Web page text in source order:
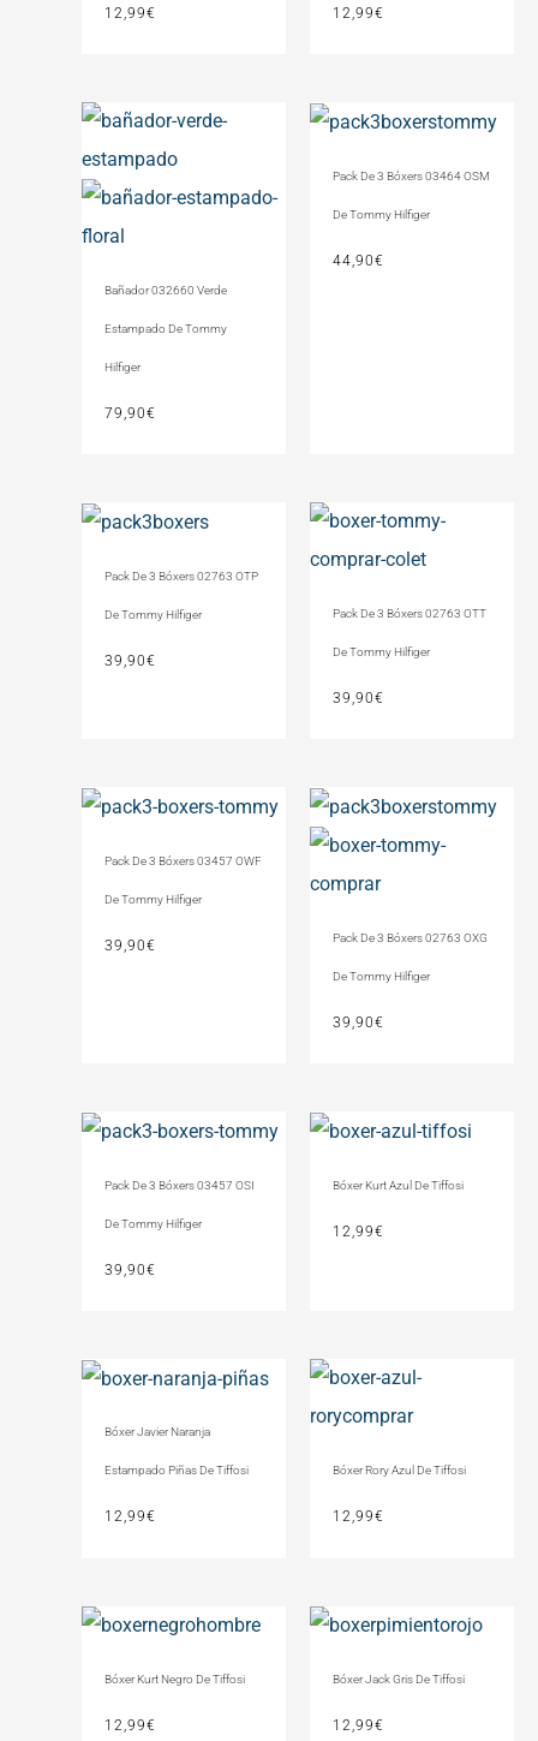
12,99€ 12,99€
Bañador 032660 Verde
Estampado De Tommy
Hilfiger
79,90€
Pack De 3 Bóxers 03464 OSM
De Tommy Hilfiger
44,90€
Pack De 3 Bóxers 02763 OTP
De Tommy Hilfiger
39,90€
Pack De 3 Bóxers 02763 OTT
De Tommy Hilfiger
39,90€
Pack De 3 Bóxers 03457 OWF
De Tommy Hilfiger
39,90€ Pack De 3 Bóxers 02763 OXG
De Tommy Hilfiger
39,90€
Pack De 3 Bóxers 03457 OSI
De Tommy Hilfiger
39,90€
Bóxer Kurt Azul De Tiffosi
12,99€
Bóxer Javier Naranja
Estampado Piñas De Tiffosi
12,99€
Bóxer Rory Azul De Tiffosi
12,99€
Bóxer Kurt Negro De Tiffosi
12,99€
Bóxer Jack Gris De Tiffosi
12,99€